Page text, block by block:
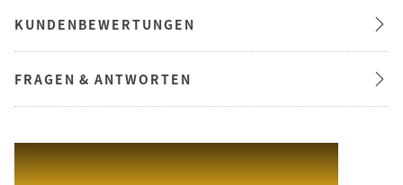
KUNDENBEWERTUNGEN
FRAGEN & ANTWORTEN